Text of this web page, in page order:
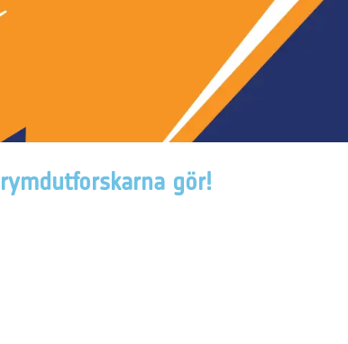
gör!